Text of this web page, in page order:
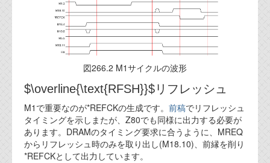
お問い合わせフォーム
図266.2 M1サイクルの波形
$\overline{\text{RFSH}}$リフレッシュ
M1で重要なのが*REFCKの生成です。 前稿でリフレッシュ
タイミングを示しまたが、Z80でも同様に出力する必要が
あります。DRAMのタイミング要求に合うように、MREQ
からリフレッシュ時のみを取り出し(M18.10)、前縁を削り
*REFCKとして出力しています。